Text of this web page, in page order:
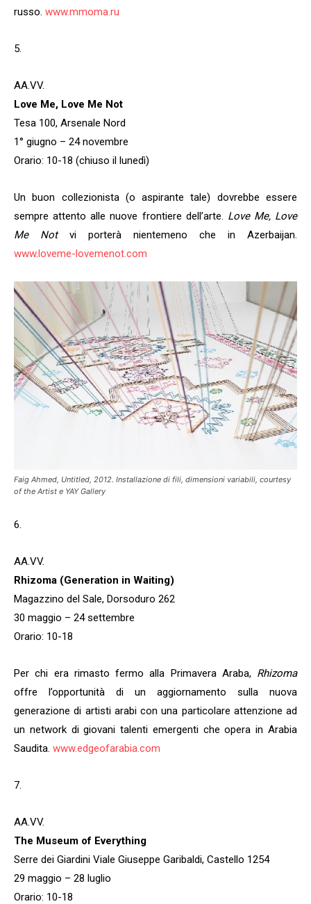
russo. www.mmoma.ru
5.
AA.VV.
Love Me, Love Me Not
Tesa 100, Arsenale Nord
1° giugno – 24 novembre
Orario: 10-18 (chiuso il lunedì)
Un buon collezionista (o aspirante tale) dovrebbe essere
sempre attento alle nuove frontiere dell’arte. Love Me, Love
Me Not vi porterà nientemeno che in Azerbaijan.
www.loveme-lovemenot.com
Faig Ahmed, Untitled, 2012. Installazione di fili, dimensioni variabili, courtesy
of the Artist e YAY Gallery
6.
AA.VV.
Rhizoma (Generation in Waiting)
Magazzino del Sale, Dorsoduro 262
30 maggio – 24 settembre
Orario: 10-18
Per chi era rimasto fermo alla Primavera Araba, Rhizoma
offre l’opportunità di un aggiornamento sulla nuova
generazione di artisti arabi con una particolare attenzione ad
un network di giovani talenti emergenti che opera in Arabia
Saudita. www.edgeofarabia.com
7.
AA.VV.
The Museum of Everything
Serre dei Giardini Viale Giuseppe Garibaldi, Castello 1254
29 maggio – 28 luglio
Orario: 10-18